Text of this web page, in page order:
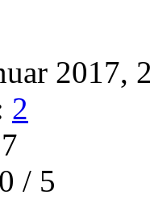
2017,
2
/ 5